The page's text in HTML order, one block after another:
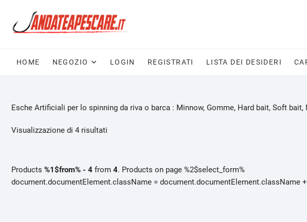
content
HOME NEGOZIO LOGIN REGISTRATI LISTA DEI DESIDERI
Esche Artificiali per lo spinning da riva o barca : Minnow, Gomme, Hard bait, Soft bait,
Visualizzazione di 4 risultati
Products %1$from% - 4 from 4. Products on page %2$select_form%
document.documentElement.className = document.documentElement.className